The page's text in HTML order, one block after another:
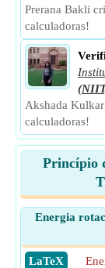
Prerana Bakli
calculadoras!
Akshada
calculadoras!
Princípio
Energia
​ LaTeX